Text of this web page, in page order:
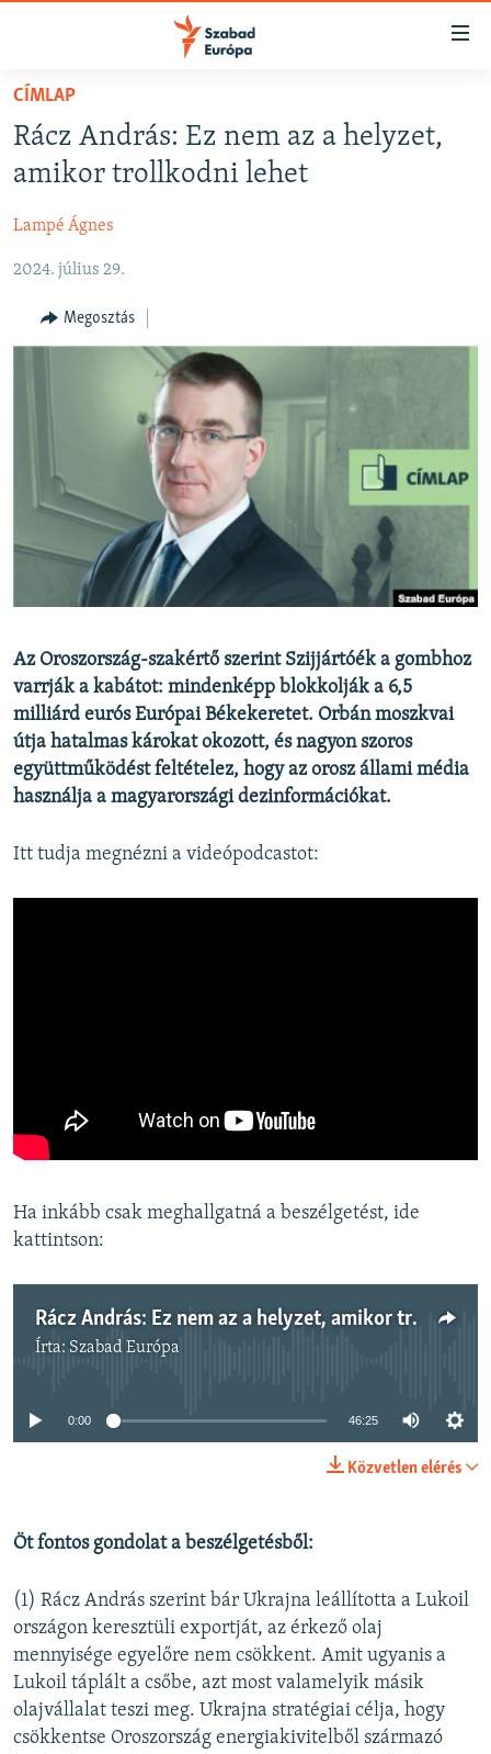
Akadálymentes
Ugrás
fő
oldalra
Ugrás
NAPIRENDEN
AKTUÁLIS
VIDEÓK
ELEMZŐ
NER15
SZABADON
A PÉNZ NYOMÁBAN
EURÓPAI UNIÓ
VILÁG
KLÍMAVÁLTOZÁS
KÖVESSEN MINKET!
Valamennyi RFE/RL weboldal
CÍMLAP
Rácz András: Ez nem az a helyzet,
amikor trollkodni lehet
Lampé Ágnes
2024. július 29.
Megosztás
Az Oroszország-szakértő szerint Szijjártóék a gombhoz
varrják a kabátot: mindenképp blokkolják a 6,5
milliárd eurós Európai Békekeretet. Orbán moszkvai
útja hatalmas károkat okozott, és nagyon szoros
együttműködést feltételez, hogy az orosz állami média
használja a magyarországi dezinformációkat.
Itt tudja megnézni a videópodcastot:
Ha inkább csak meghallgatná a beszélgetést, ide
kattintson:
Rácz András: Ez nem az a helyzet, amikor trollkodni lehet
Írta: Szabad Európa
Jelenleg nincs elérhető tartalom
0:00 46:25
Közvetlen elérés
Öt fontos gondolat a beszélgetésből:
(1) Rácz András szerint bár Ukrajna leállította a Lukoil
országon keresztüli exportját, az érkező olaj
mennyisége egyelőre nem csökkent. Amit ugyanis a
Lukoil táplált a csőbe, azt most valamelyik másik
olajvállalat teszi meg. Ukrajna stratégiai célja, hogy
csökkentse Oroszország energiakivitelből származó